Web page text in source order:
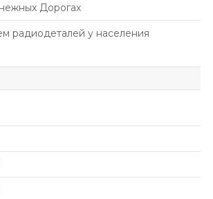
Дорогах
радиодеталей у населения